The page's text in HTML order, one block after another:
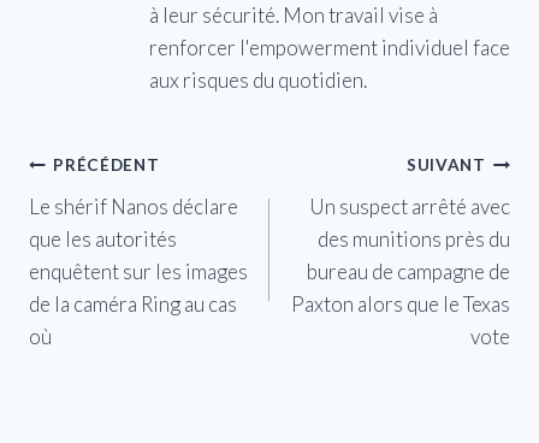
à leur sécurité. Mon travail vise à
renforcer l'empowerment individuel face
aux risques du quotidien.
Navigation
de
l’article
PRÉCÉDENT
Le shérif Nanos déclare
que les autorités
enquêtent sur les images
de la caméra Ring au cas
où
SUIVANT
Un suspect arrêté avec
des munitions près du
bureau de campagne de
Paxton alors que le Texas
vote